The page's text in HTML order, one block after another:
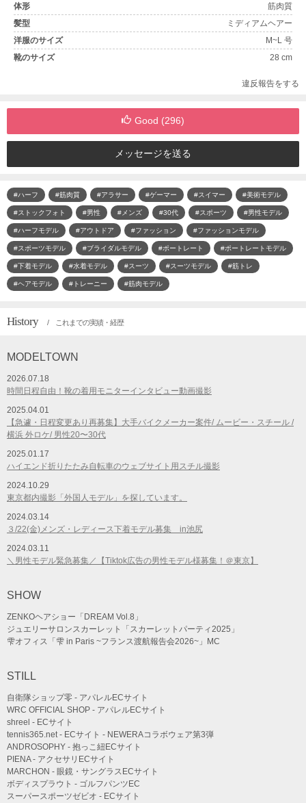
体形
筋肉質
髪型
ミディアムヘアー
洋服のサイズ
M~L 号
靴のサイズ
28 cm
違反報告をする
Good (296)
メッセージを送る
#ハーフ #筋肉質 #アラサー #ゲーマー #スイマー #美術モデル
#ストックフォト #男性 #メンズ #30代 #スポーツ #男性モデル
#ハーフモデル #アウトドア #ファッション #ファッションモデル
#スポーツモデル #ブライダルモデル #ポートレート #ポートレートモデル
#下着モデル #水着モデル #スーツ #スーツモデル #筋トレ
#ヘアモデル #トレーニー #筋肉モデル
History / これまでの実績・経歴
MODELTOWN
2026.07.18
時間日程自由！靴の着用モニターインタビュー動画撮影
2025.04.01
【急遽・日程変更あり再募集】大手バイクメーカー案件/ ムービー・スチール /
横浜 外ロケ/ 男性20〜30代
2025.01.17
ハイエンド折りたたみ自転車のウェブサイト用スチル撮影
2024.10.29
東京都内撮影「外国人モデル」を探しています。
2024.03.14
３/22(金)メンズ・レディース下着モデル募集 in池尻
2024.03.11
＼男性モデル緊急募集／【Tiktok広告の男性モデル様募集！＠東京】
SHOW
ZENKOヘアショー「DREAM Vol.8」
ジュエリーサロンスカーレット「スカーレットパーティ2025」
雫オフィス「雫 in Paris ~フランス渡航報告会2026~」MC
STILL
自衛隊ショップ零 - アパレルECサイト
WRC OFFICIAL SHOP - アパレルECサイト
shreel - ECサイト
tennis365.net - ECサイト - NEWERAコラボウェア第3弾
ANDROSOPHY - 抱っこ紐ECサイト
PIENA - アクセサリECサイト
MARCHON - 眼鏡・サングラスECサイト
ボディスプラウト - ゴルフパンツEC
スーパースポーツゼビオ - ECサイト